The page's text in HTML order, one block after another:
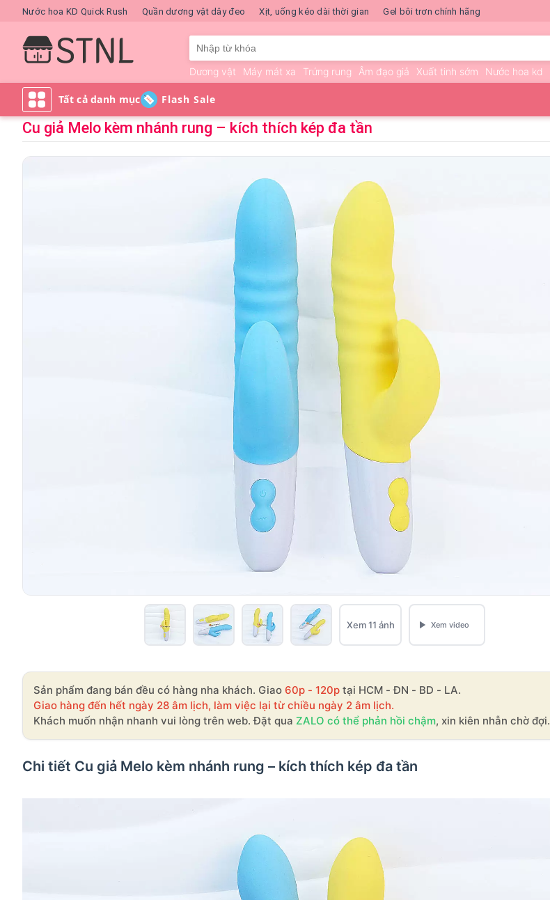
Nước hoa KD Quick Rush Quần dương vật dây đeo Xịt, uống kéo dài thời gian Gel bôi trơn chính hãng
Dương vật Máy mát xa Trứng rung Âm đạo giả Xuất tinh sớm Nước hoa kd
Flash Sale
Cu giả Melo kèm nhánh rung – kích thích kép đa tần
Xem 11 ảnh
Sản phẩm đang bán đều có hàng nha khách. Giao 60p - 120p tại HCM - ĐN - BD - LA.
Giao hàng đến hết ngày 28 âm lịch, làm việc lại từ chiều ngày 2 âm lịch.
Khách muốn nhận nhanh vui lòng trên web. Đặt qua ZALO có thể phản hồi chậm, xin kiên nhẫn chờ đợi.
Chi tiết Cu giả Melo kèm nhánh rung – kích thích kép đa tần